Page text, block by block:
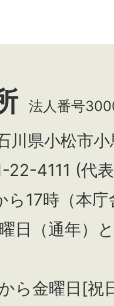
法人番号
県小松市小
22-4111 (代
ら17時（本
日（通年）と
ら金曜日[祝